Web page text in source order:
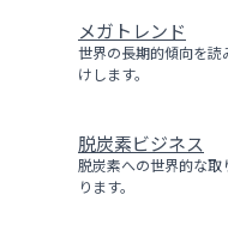
メガトレンド
世界の長期的傾向を読
けします。
脱炭素ビジネス
脱炭素への世界的な
ります。